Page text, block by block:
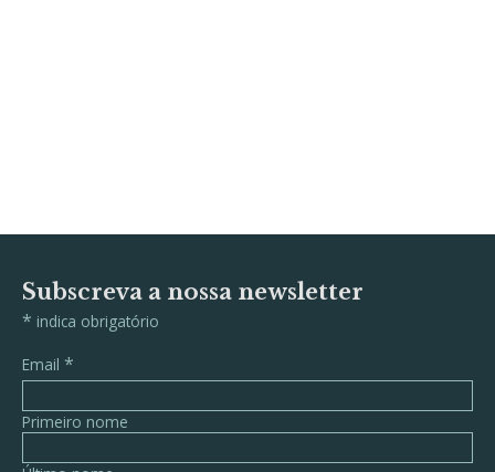
Subscreva a nossa newsletter
* indica obrigatório
Email *
Primeiro nome